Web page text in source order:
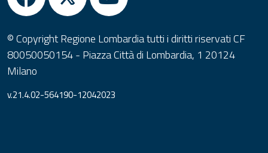
© Copyright Regione Lombardia tutti i diritti riservati CF
80050050154 - Piazza Città di Lombardia, 1 20124
Milano
v.21.4.02-564190-12042023